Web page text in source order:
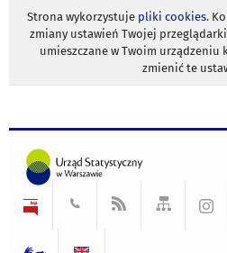
Strona wykorzystuje pliki cookies.
zmiany ustawień Twojej
umieszczane w Twoim urządzeniu
zmienić te